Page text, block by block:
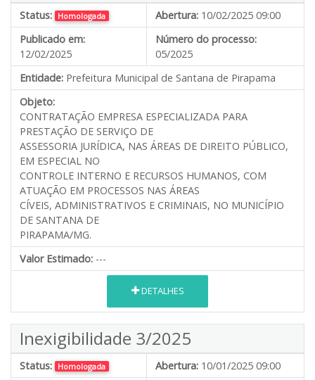
Status: Homologada Abertura: 10/02/2025 09:00
Publicado em:
12/02/2025
Número do processo:
05/2025
Entidade: Prefeitura Municipal de Santana de Pirapama
Objeto:
CONTRATAÇÃO EMPRESA ESPECIALIZADA PARA
PRESTAÇÃO DE SERVIÇO DE
ASSESSORIA JURÍDICA, NAS ÁREAS DE DIREITO PÚBLICO,
EM ESPECIAL NO
CONTROLE INTERNO E RECURSOS HUMANOS, COM
ATUAÇÃO EM PROCESSOS NAS ÁREAS
CÍVEIS, ADMINISTRATIVOS E CRIMINAIS, NO MUNICÍPIO
DE SANTANA DE
PIRAPAMA/MG.
Valor Estimado: ---
DETALHES
Inexigibilidade 3/2025
Status: Homologada Abertura: 10/01/2025 09:00